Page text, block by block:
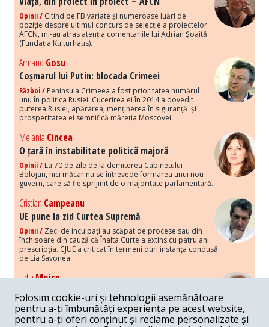
Opinii / Citind pe FB variate și numeroase luări de
poziție despre ultimul concurs de selecție a proiectelor
AFCN, mi-au atras atenția comentariile lui Adrian Șoaită
(Fundația Kulturhaus).
Armand Gosu
Coșmarul lui Putin: blocada Crimeei
Război / Peninsula Crimeea a fost prioritatea numărul
unu în politica Rusiei. Cucerirea ei în 2014 a dovedit
puterea Rusiei, apărarea, menținerea în siguranță și
prosperitatea ei semnifică măreția Moscovei.
Melania Cincea
O țară în instabilitate politică majoră
Opinii / La 70 de zile de la demiterea Cabinetului
Bolojan, nici măcar nu se întrevede formarea unui nou
guvern, care să fie sprijinit de o majoritate parlamentară.
Cristian Campeanu
UE pune la zid Curtea Supremă
Opinii / Zeci de inculpați au scăpat de procese sau din
închisoare din cauză că Înalta Curte a extins cu patru ani
prescripția. CJUE a criticat în termeni duri instanța condusă
de Lia Savonea.
LidiaMoise
Costurile economice ale haosului politic
Opinii / Economia nu poate rezista cu retorica falsă a
susținerii intereselor poporului, care, de fapt, ascunde
obsesia menținerii privilegiilor și a averilor unor caste.
Folosim cookie-uri și tehnologii asemănătoare
pentru a-ți îmbunătăți experiența pe acest website,
pentru a-ți oferi conținut și reclame personalizate și